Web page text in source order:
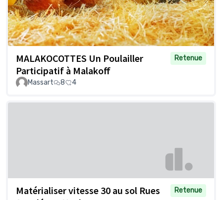
MALAKOCOTTES Un Poulailler
Participatif à Malakoff
Retenue
Massart 8 4
Matérialiser vitesse 30 au sol Rues
Retenue